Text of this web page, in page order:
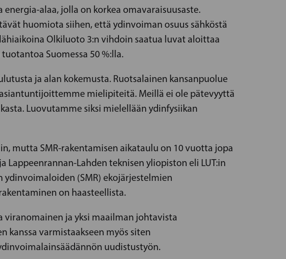
alaa, jolla on korkea omavaraisuusaste.
huomiota siihen, että ydinvoiman osuus sähköstä
Olkiluoto 3:n vihdoin saatua luvat aloittaa
Suomessa 50 %:lla.
ja alan kokemusta. Ruotsalainen kansanpuolue
mielipiteitä. Meillä ei ole pätevyyttä
Luovutamme siksi mielellään ydinfysiikan
mutta SMR-rakentamisen aikataulu on 10 vuotta jopa
Lahden teknisen yliopiston eli LUT:in
(SMR) ekojärjestelmien
on haasteellista.
viranomainen ja yksi maailman johtavista
kanssa varmistaakseen myös siten
uudistustyön.